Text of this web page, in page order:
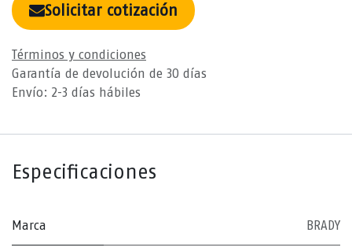
Solicitar cotización
Términos y condiciones
Garantía de devolución de 30 días
Envío: 2-3 días hábiles
Especificaciones
Marca BRADY